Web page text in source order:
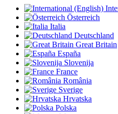
Österreich
Italia
Deutschland
Great Britain
España
Slovenija
France
România
Sverige
Hrvatska
Polska